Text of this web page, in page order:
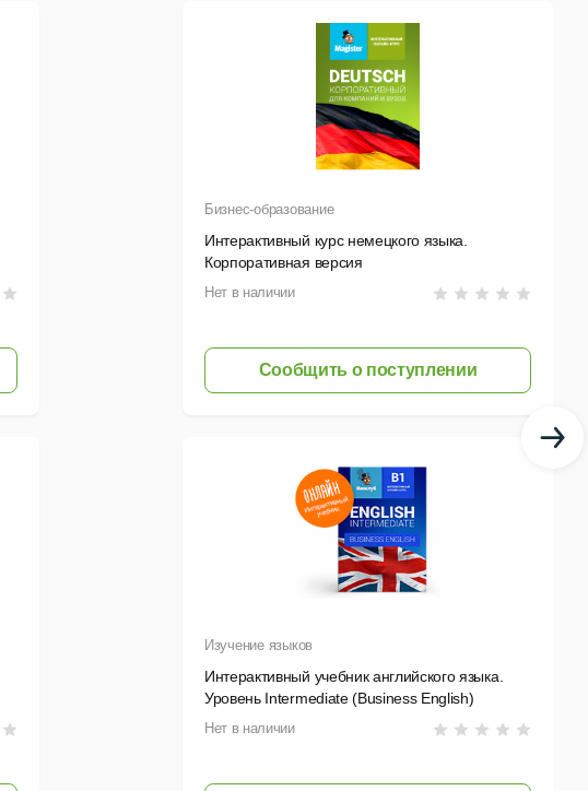
лицензии для пользователей по 200 рублей за
его работоспособность и техническую поддержку.
внедрению Magister и разработке учебных материалов.
для управления системой.
English (B1)
Бизнес-образование
Интерактивный курс немецкого языка.
Корпоративная версия
Нет в наличии
Сообщить о поступлении
Изучение языков
Интерактивный учебник английского языка.
Уровень Intermediate (Business English)
Нет в наличии